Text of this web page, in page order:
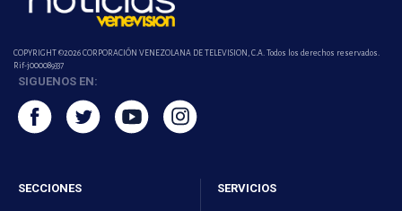
COPYRIGHT ©2026 CORPORACIÓN VENEZOLANA DE TELEVISION, C.A. Todos los derechos reservados.
Rif-j000089337
SIGUENOS EN:
SECCIONES SERVICIOS